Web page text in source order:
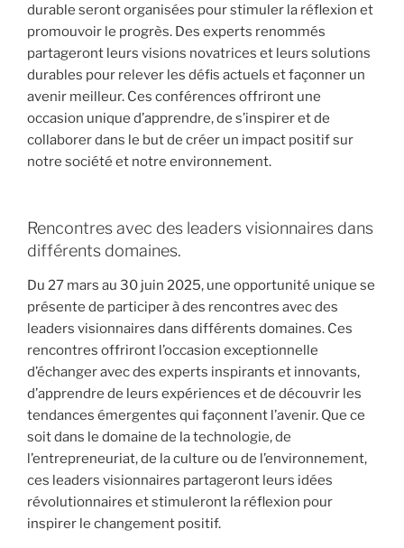
durable seront organisées pour stimuler la réflexion et
promouvoir le progrès. Des experts renommés
partageront leurs visions novatrices et leurs solutions
durables pour relever les défis actuels et façonner un
avenir meilleur. Ces conférences offriront une
occasion unique d’apprendre, de s’inspirer et de
collaborer dans le but de créer un impact positif sur
notre société et notre environnement.
Rencontres avec des leaders visionnaires dans
différents domaines.
Du 27 mars au 30 juin 2025, une opportunité unique se
présente de participer à des rencontres avec des
leaders visionnaires dans différents domaines. Ces
rencontres offriront l’occasion exceptionnelle
d’échanger avec des experts inspirants et innovants,
d’apprendre de leurs expériences et de découvrir les
tendances émergentes qui façonnent l’avenir. Que ce
soit dans le domaine de la technologie, de
l’entrepreneuriat, de la culture ou de l’environnement,
ces leaders visionnaires partageront leurs idées
révolutionnaires et stimuleront la réflexion pour
inspirer le changement positif.